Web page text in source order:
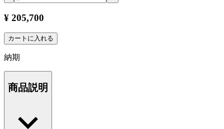
¥ 205,700
カートに入れる
納期
商品説明